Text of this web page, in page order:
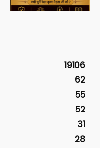
19106
62
55
52
31
28